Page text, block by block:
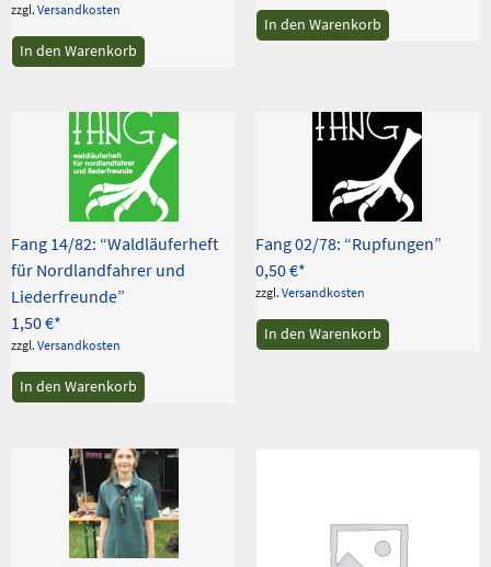
zzgl. Versandkosten
In den Warenkorb
In den Warenkorb
Fang 14/82: “Waldläuferheft
für Nordlandfahrer und
Liederfreunde”
1,50€
zzgl. Versandkosten
In den Warenkorb
Fang 02/78: “Rupfungen”
0,50€
zzgl. Versandkosten
In den Warenkorb